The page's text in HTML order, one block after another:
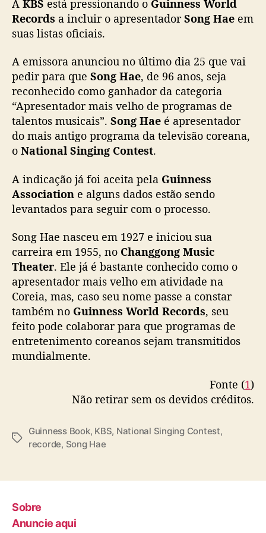
r
p
a
o
G
u
i
n
n
B
o
o
,
o
L
i
r
o
d
o
c
d
A KBS está pressionando o Guinness World
Records a incluir o apresentadorSong Hae em
suas listas oficiais.
A emissora anunciou no último dia 25 que vai
pedir para que Song Hae, de 96 anos, seja
reconhecido como ganhador da categoria
“Apresentador mais velho de programas de
talentos musicais”. Song Hae é apresentador
do mais antigo programa da televisão coreana,
o National Singing Contest.
A indicação já foi aceita pela Guinness
Association e alguns dados estão sendo
levantados para seguir com o processo.
Song Hae nasceu em 1927 e iniciou sua
carreira em 1955, no Changgong Music
Theater. Ele já é bastante conhecido como o
apresentador mais velho em atividade na
Coreia, mas, caso seu nome passe a constar
também no Guinness World Records, seu
feito pode colaborar para que programas de
entretenimento coreanos sejam transmitidos
mundialmente.
Fonte (1)
Não retirar sem os devidos créditos.
T
Guinness Book, KBS, National Singing Contest,
recorde, Song Hae
Sobre
Anuncie aqui